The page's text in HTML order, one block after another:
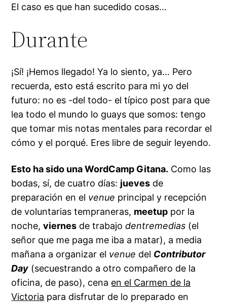
El caso es que han sucedido cosas…
Durante
¡Sí! ¡Hemos llegado! Ya lo siento, ya… Pero
recuerda, esto está escrito para mi yo del
futuro: no es -del todo- el típico post para que
lea todo el mundo lo guays que somos: tengo
que tomar mis notas mentales para recordar el
cómo y el porqué. Eres libre de seguir leyendo.
Esto ha sido una WordCamp Gitana. Como las
bodas, sí, de cuatro días: jueves de
preparación en el venue principal y recepción
de voluntarias tempraneras, meetup por la
noche,viernes de trabajodentremedias (el
señor que me paga me iba a matar), a media
mañana a organizar el venue del Contributor
Day (secuestrando a otro compañero de la
oficina, de paso), cena en el Carmen de la
Victoria para disfrutar de lo preparado en